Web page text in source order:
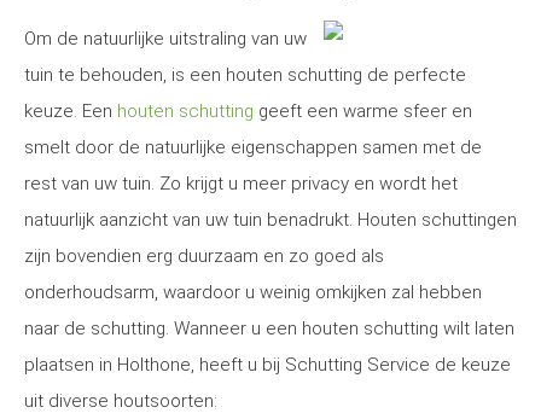
Om de natuurlijke uitstraling van uw
tuin te behouden, is een houten schutting de perfecte
keuze. Een houten schutting geeft een warme sfeer en
smelt door de natuurlijke eigenschappen samen met de
rest van uw tuin. Zo krijgt u meer privacy en wordt het
natuurlijk aanzicht van uw tuin benadrukt. Houten schuttingen
zijn bovendien erg duurzaam en zo goed als
onderhoudsarm, waardoor u weinig omkijken zal hebben
naar de schutting. Wanneer u een houten schutting wilt laten
plaatsen in Holthone, heeft u bij Schutting Service de keuze
uit diverse houtsoorten: